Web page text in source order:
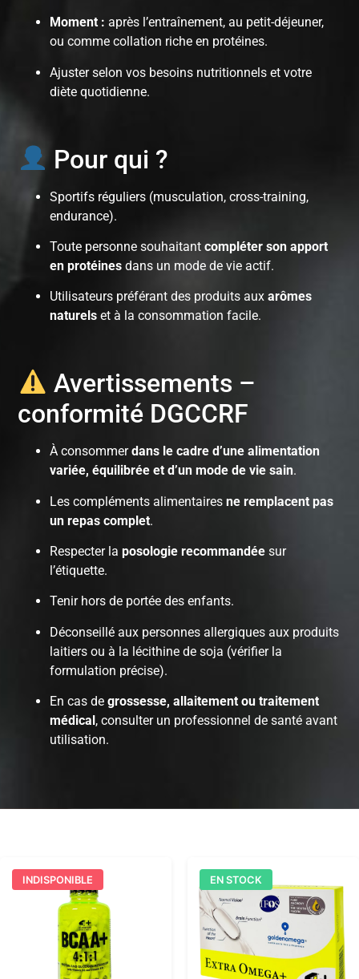
Moment : après l’entraînement, au petit-déjeuner,
ou comme collation riche en protéines.
Ajuster selon vos besoins nutritionnels et votre
diète quotidienne.
Pour qui ?
Sportifs réguliers (musculation, cross-training,
endurance).
Toute personne souhaitantcompléter son apport
en protéines dans un mode de vie actif.
Utilisateurs préférant des produits auxarômes
naturels et à la consommation facile.
Avertissements –
conformité DGCCRF
À consommerdans le cadre d’une alimentation
variée, équilibrée et d’un mode de vie sain.
Les compléments alimentairesne remplacent pas
un repas complet.
Respecter laposologie recommandée sur
l’étiquette.
Tenir hors de portée des enfants.
Déconseillé aux personnes allergiques aux produits
laitiers ou à la lécithine de soja (vérifier la
formulation précise).
En cas degrossesse, allaitement ou traitement
médical, consulter un professionnel de santé avant
utilisation.
INDISPONIBLE EN STOCK